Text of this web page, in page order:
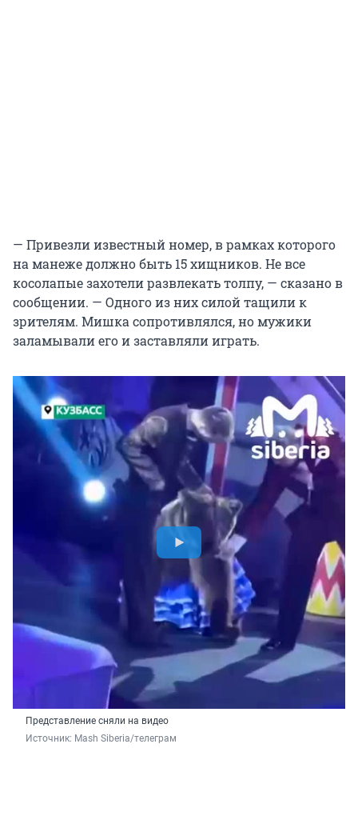
— Привезли известный номер, в рамках которого
на манеже должно быть 15 хищников. Не все
косолапые захотели развлекать толпу, — сказано в
сообщении. — Одного из них силой тащили к
зрителям. Мишка сопротивлялся, но мужики
заламывали его и заставляли играть.
Представление сняли на видео
Источник: Mash Siberia/телеграм